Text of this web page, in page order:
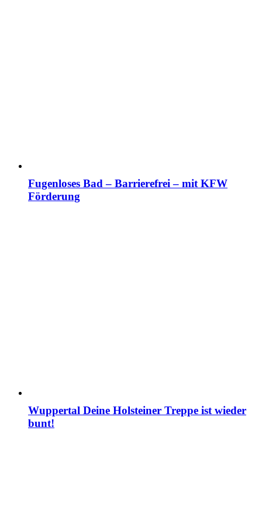
Fugenloses Bad – Barrierefrei – mit KFW
Förderung
Wuppertal Deine Holsteiner Treppe ist wieder
bunt!